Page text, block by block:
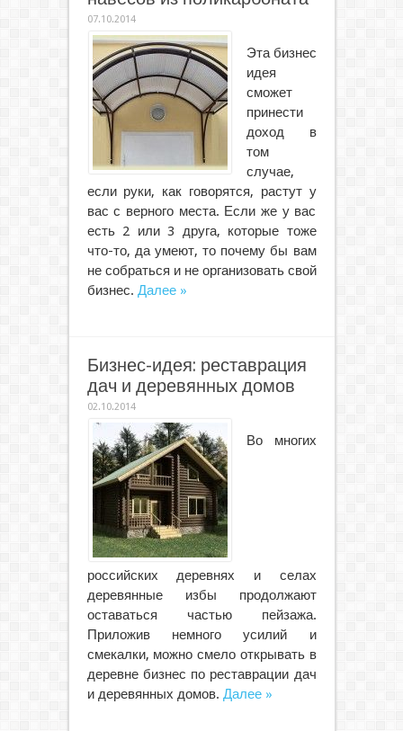
07.10.2014
Эта бизнес
идея
сможет
принести
доход в
том
случае,
если руки, как говорятся, растут у
вас с верного места. Если же у вас
есть 2 или 3 друга, которые тоже
что-то, да умеют, то почему бы вам
не собраться и не организовать свой
бизнес. Далее »
Бизнес-идея: реставрация
дач и деревянных домов
02.10.2014
Во многих
российских деревнях и селах
деревянные избы продолжают
оставаться частью пейзажа.
Приложив немного усилий и
смекалки, можно смело открывать в
деревне бизнес по реставрации дач
и деревянных домов. Далее »